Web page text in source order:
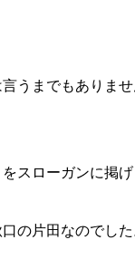
うまでもありませ
スローガンに掲げ
の片田なのでした